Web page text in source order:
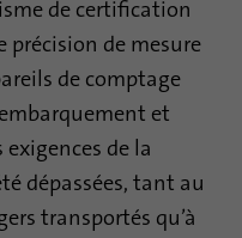
de certification
précision de mesure
de comptage
et
de la
dépassées, tant au
transportés qu’à